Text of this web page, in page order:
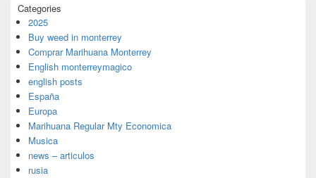
Categories
2025
Buy weed in monterrey
Comprar Marihuana Monterrey
English monterreymagico
english posts
España
Europa
Marihuana Regular Mty Economica
Musica
news – articulos
rusia